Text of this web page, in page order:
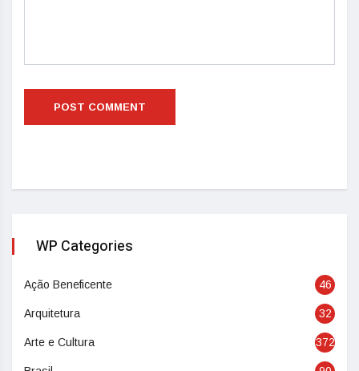
WP Categories
Ação Beneficente 46
Arquitetura 32
Arte e Cultura 372